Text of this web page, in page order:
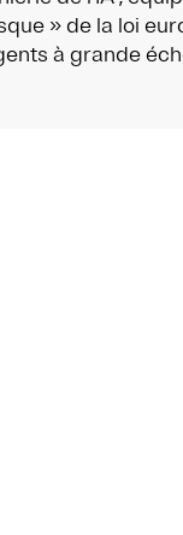
» de la loi
à grande